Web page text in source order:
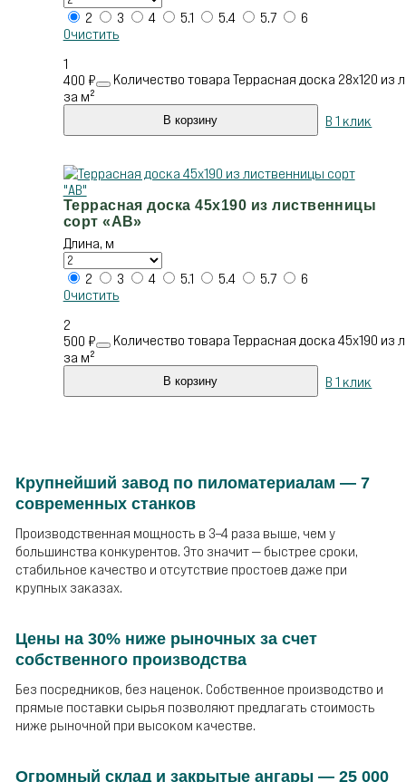
2 3 4 5.1 5.4 5.7
6
Очистить
1
400 ₽
за м²
Количество товара Террасная доска 28х120 из
В корзину В 1 клик
Террасная доска 45х190 из лиственницы
сорт «АВ»
Длина, м
2 3 4 5.1 5.4 5.7
6
Очистить
2
500 ₽
за м²
Количество товара Террасная доска 45х190 из
В корзину В 1 клик
Крупнейший завод по пиломатериалам — 7
современных станков
Производственная мощность в 3–4 раза выше, чем у
большинства конкурентов. Это значит — быстрее сроки,
стабильное качество и отсутствие простоев даже при
крупных заказах.
Цены на 30% ниже рыночных за счет
собственного производства
Без посредников, без наценок. Собственное производство и
прямые поставки сырья позволяют предлагать стоимость
ниже рыночной при высоком качестве.
Огромный склад и закрытые ангары — 25 000